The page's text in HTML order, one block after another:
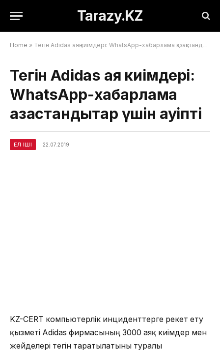
Tarazy.KZ
Home » Тегін Adidas аяқ киімдері: WhatsApp-хабарлама қазақстандықтар үшін қауіпті
Тегін Adidas аяқ киімдері:
WhatsApp-хабарлама
қазақстандықтар үшін қауіпті
ЕЛ ІШІ 22.07.2019
KZ-CERT компьютерлік инциденттерге әрекет ету
қызметі Adidas фирмасының 3000 аяқ киімдер мен
жейделері тегін таратылатыны туралы